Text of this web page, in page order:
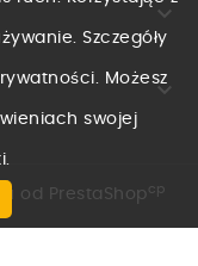


Szczegóły
Możesz
swojej
od PrestaShop cp